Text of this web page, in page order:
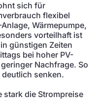
sich für
flexibel
Wärmepumpe,
vorteilhaft ist
günstigen Zeiten
bei hoher PV-
Nachfrage. So
deutlich senken.
stark die Strompreise